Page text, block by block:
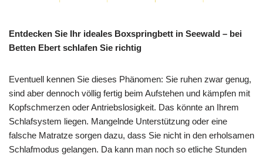
Entdecken Sie Ihr ideales Boxspringbett in Seewald – bei
Betten Ebert schlafen Sie richtig
Eventuell kennen Sie dieses Phänomen: Sie ruhen zwar genug,
sind aber dennoch völlig fertig beim Aufstehen und kämpfen mit
Kopfschmerzen oder Antriebslosigkeit. Das könnte an Ihrem
Schlafsystem liegen. Mangelnde Unterstützung oder eine
falsche Matratze sorgen dazu, dass Sie nicht in den erholsamen
Schlafmodus gelangen. Da kann man noch so etliche Stunden